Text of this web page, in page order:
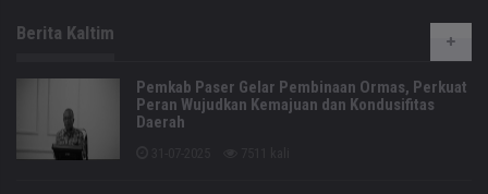
Berita Kaltim
Pemkab Paser Gelar Pembinaan Ormas, Perkuat
Peran Wujudkan Kemajuan dan Kondusifitas
Daerah